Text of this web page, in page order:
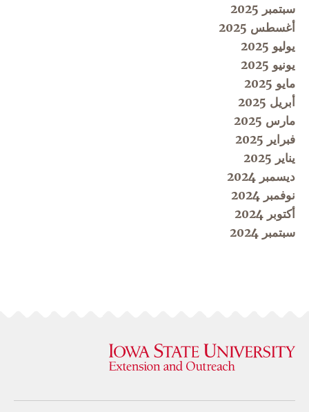
سبتمبر 2025
أغسطس 2025
يوليو 2025
يونيو 2025
مايو 2025
أبريل 2025
مارس 2025
فبراير 2025
يناير 2025
ديسمبر 2024
نوفمبر 2024
أكتوبر 2024
سبتمبر 2024